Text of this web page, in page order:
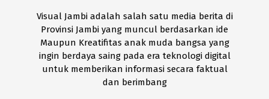
Visual Jambi adalah salah satu media berita di
Provinsi Jambi yang muncul berdasarkan ide
Maupun Kreatifitas anak muda bangsa yang
ingin berdaya saing pada era teknologi digital
untuk memberikan informasi secara faktual
dan berimbang